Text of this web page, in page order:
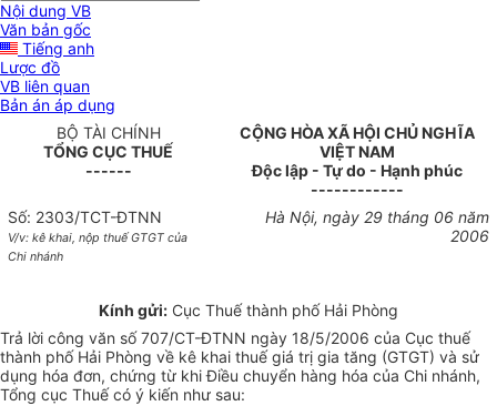
Nội dung VB
Văn bản gốc
Tiếng anh
Lược đồ
VB liên quan
Bản án áp dụng
BỘ TÀI CHÍNH
TỔNG CỤC THUẾ
------
CỘNG HÒA XÃ HỘI CHỦ NGHĨA
VIỆT NAM
Độc lập - Tự do - Hạnh phúc
------------
Số: 2303/TCT-ĐTNN
V/v: kê khai, nộp thuế GTGT của
Chi nhánh
Hà Nội, ngày 29 tháng 06 năm
2006
Kính gửi: Cục Thuế thành phố Hải Phòng
Trả lời công văn số 707/CT-ĐTNN ngày 18/5/2006 của Cục thuế
thành phố Hải Phòng về kê khai thuế giá trị gia tăng (GTGT) và sử
dụng hóa đơn, chứng từ khi Điều chuyển hàng hóa của Chi nhánh,
Tổng cục Thuế có ý kiến như sau: